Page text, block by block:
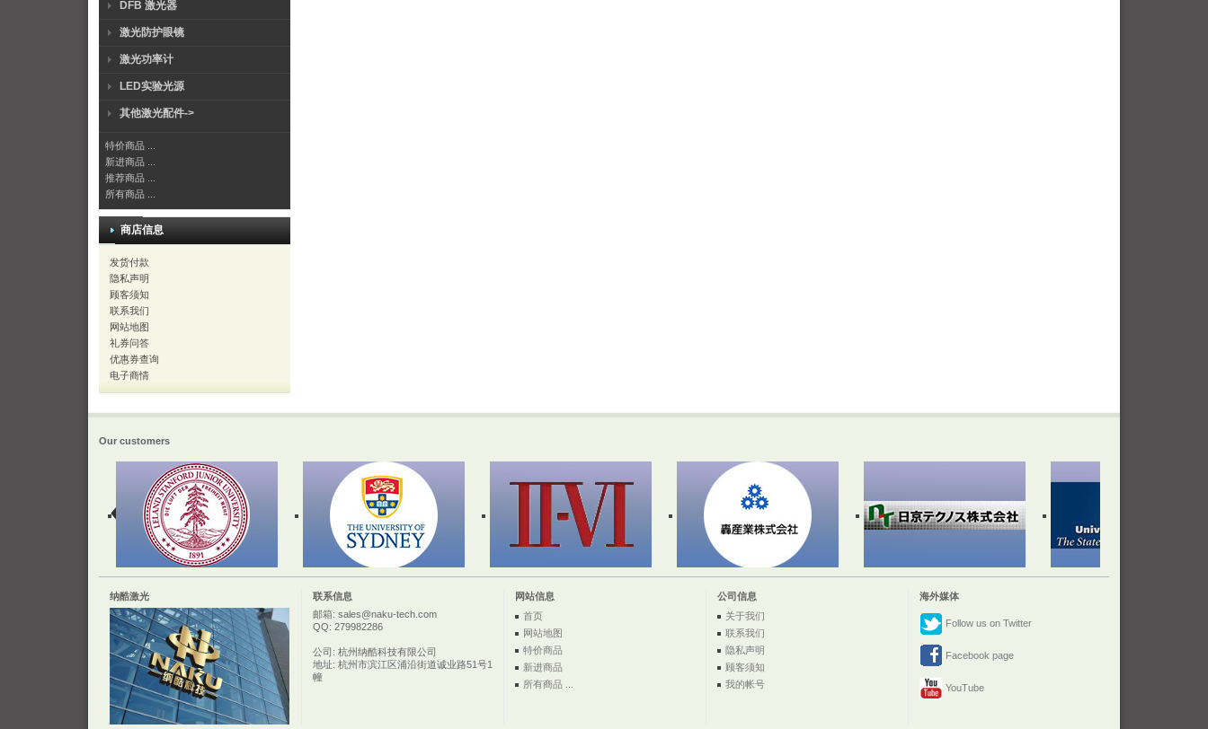
DFB 激光器
激光防护眼镜
激光功率计
LED实验光源
其他激光配件->
特价商品 ...
新进商品 ...
推荐商品 ...
所有商品 ...
商店信息
发货付款
隐私声明
顾客须知
联系我们
网站地图
礼券问答
优惠券查询
电子商情
Our customers
纳酷激光 联系信息 网站信息 公司信息
海外媒体
邮箱: sales@naku-tech.com
QQ: 279982286
公司: 杭州纳酷科技有限公司
地址: 杭州市滨江区浦沿街道诚业路51号1
幢
首页
网站地图
特价商品
新进商品
所有商品 ...
关于我们
联系我们
隐私声明
顾客须知
我的帐号
Follow us on Twitter
Facebook page
YouTube